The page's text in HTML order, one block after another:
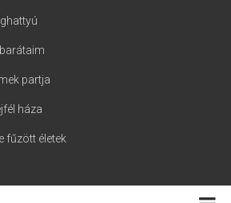
partja
háza
fűzött életek